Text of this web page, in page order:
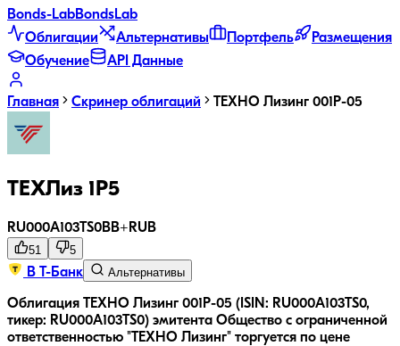
Bonds-LabBondsLab
Облигации
Альтернативы Портфель
Размещения
Обучение
API Данные
Главная Скринер облигаций ТЕХНО Лизинг 001P-05
ТЕХЛиз 1P5
RU000A103TS0BB+ RUB
51 5
В Т-Банк Альтернативы
Облигация ТЕХНО Лизинг 001P-05 (ISIN: RU000A103TS0,
тикер: RU000A103TS0) эмитента Общество с ограниченной
ответственностью "ТЕХНО Лизинг" торгуется по цене